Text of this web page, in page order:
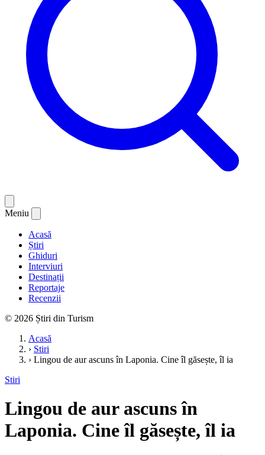
Meniu
Acasă
Știri
Ghiduri
Interviuri
Destinații
Reportaje
Recenzii
© 2026 Știri din Turism
Acasă
› Stiri
› Lingou de aur ascuns în Laponia. Cine îl găsește, îl ia
Stiri
Lingou de aur ascuns în
Laponia. Cine îl găsește, îl ia